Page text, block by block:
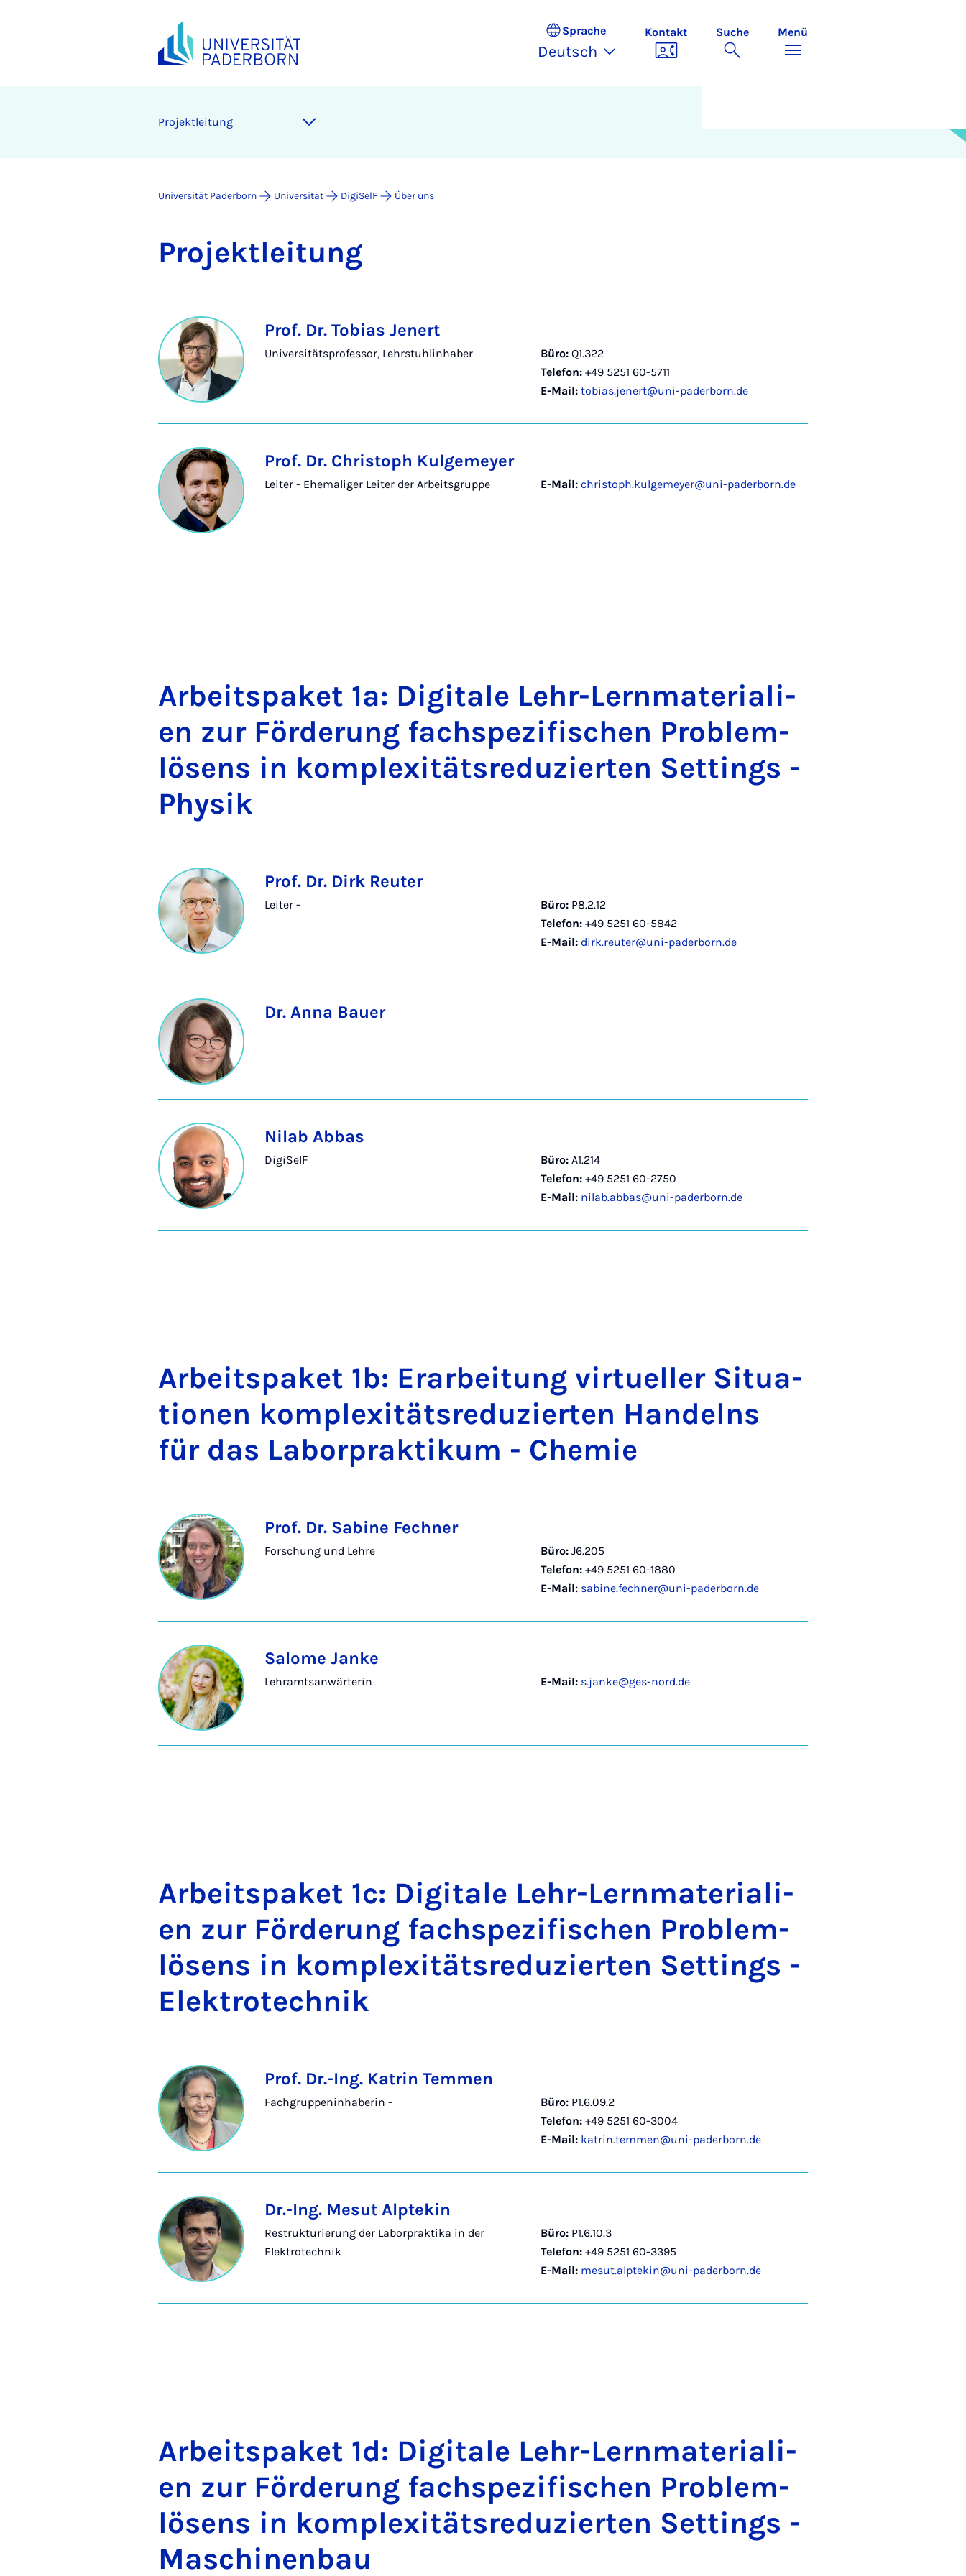
Sprache
Deutsch
Kontakt Suche Menü
Pro­jekt­lei­tung
Universität Paderborn Universität DigiSelF Über uns
Pro­jekt­lei­tung
Prof. Dr. Tobias Jenert
Universitätsprofessor, Lehrstuhlinhaber Büro: Q1.322
Telefon: +49 5251 60-5711
E-Mail: tobias.jenert@uni-paderborn.de
Prof. Dr. Christoph Kulgemeyer
Leiter - Ehemaliger Leiter der Arbeitsgruppe E-Mail: christoph.kulgemeyer@uni-paderborn.de
Ar­beit­s­pa­ket 1a: Di­gi­ta­le Lehr-Lern­ma­te­ri­a­li­
en zur För­de­rung fach­s­pe­zi­fi­schen Pro­blem­
lö­sens in kom­ple­xi­täts­re­du­zier­ten Set­tings -
Phy­sik
Prof. Dr. Dirk Reuter
Leiter - Büro: P8.2.12
Telefon: +49 5251 60-5842
E-Mail: dirk.reuter@uni-paderborn.de
Dr. Anna Bauer
Nilab Abbas
DigiSelF Büro: A1.214
Telefon: +49 5251 60-2750
E-Mail: nilab.abbas@uni-paderborn.de
Ar­beit­s­pa­ket 1b: Er­a­r­bei­tung vir­tu­el­ler Si­tua­
ti­o­nen kom­ple­xi­täts­re­du­zier­ten Han­delns
für das La­bor­prak­ti­kum - Che­mie
Prof. Dr. Sabine Fechner
Forschung und Lehre Büro: J6.205
Telefon: +49 5251 60-1880
E-Mail: sabine.fechner@uni-paderborn.de
Salome Janke
Lehramtsanwärterin E-Mail: s.janke@ges-nord.de
Ar­beit­s­pa­ket 1c: Di­gi­ta­le Lehr-Lern­ma­te­ri­a­li­
en zur För­de­rung fach­s­pe­zi­fi­schen Pro­blem­
lö­sens in kom­ple­xi­täts­re­du­zier­ten Set­tings -
Elek­tro­tech­nik
Prof. Dr.-Ing. Katrin Temmen
Fachgruppeninhaberin - Büro: P1.6.09.2
Telefon: +49 5251 60-3004
E-Mail: katrin.temmen@uni-paderborn.de
Dr.-Ing. Mesut Alptekin
Restrukturierung der Laborpraktika in der
Elektrotechnik
Büro: P1.6.10.3
Telefon: +49 5251 60-3395
E-Mail: mesut.alptekin@uni-paderborn.de
Ar­beit­s­pa­ket 1d: Di­gi­ta­le Lehr-Lern­ma­te­ri­a­li­
en zur För­de­rung fach­s­pe­zi­fi­schen Pro­blem­
lö­sens in kom­ple­xi­täts­re­du­zier­ten Set­tings -
Ma­schi­nen­bau